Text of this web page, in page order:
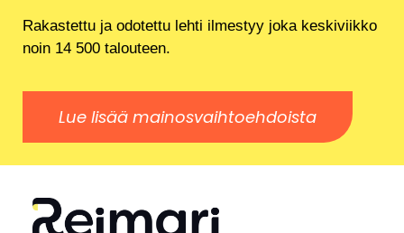
Rakastettu ja odotettu lehti ilmestyy joka keskiviikko
noin 14 500 talouteen.
Lue lisää mainosvaihtoehdoista